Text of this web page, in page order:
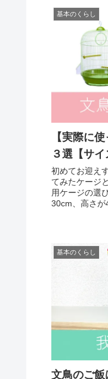
基本のくらし
【実際に
３選【サイ
初めてお迎え
てみたケージ
用ケージの選
30cm、高さが
基本のくらし
文鳥のご